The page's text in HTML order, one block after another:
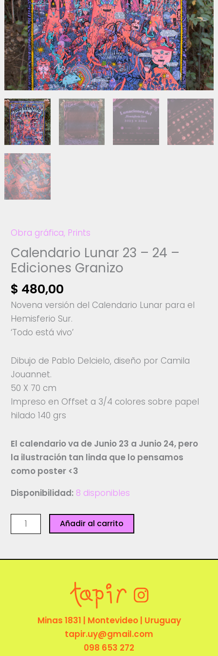
Obra gráfica, Prints
Calendario Lunar 23 – 24 –
Ediciones Granizo
$ 480,00
Novena versión del Calendario Lunar para el
Hemisferio Sur.
‘Todo está vivo’
Dibujo de Pablo Delcielo, diseño por Camila
Jouannet.
50 X 70 cm
Impreso en Offset a 3/4 colores sobre papel
hilado 140 grs
El calendario va de Junio 23 a Junio 24, pero
la ilustración tan linda que lo pensamos
como poster <3
Disponibilidad: 8 disponibles
Calendario
Lunar
-
Granizo
Añadir al carrito
Minas 1831 | Montevideo | Uruguay
tapir.uy@gmail.com
098 653 272